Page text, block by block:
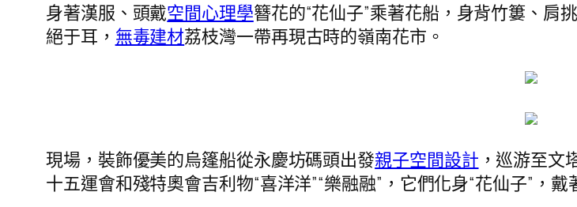
身著漢服、頭戴空間心理學簪花的“花仙子”乘著花船，身背竹簍、肩
絕于耳， 無毒建材荔枝灣一帶再現古時的嶺南花市。
現場，裝飾優美的烏篷船從永慶坊碼頭出發親子空間設計 ，巡游至文
十五運會和殘特奧會吉利物“喜洋洋”“樂融融”，它們化身“花仙子”，